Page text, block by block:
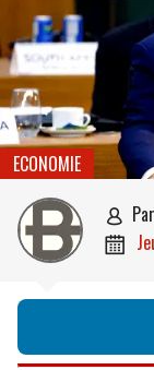
ECONOMIE
 par
